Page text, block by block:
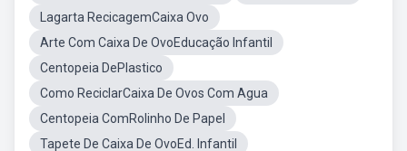
Lagarta RecicagemCaixa Ovo
Arte Com Caixa De OvoEducação Infantil
Centopeia DePlastico
Como ReciclarCaixa De Ovos Com Agua
Centopeia ComRolinho De Papel
Tapete De Caixa De OvoEd. Infantil